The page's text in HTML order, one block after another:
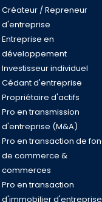
Créateur / Repreneur
d'entreprise
Entreprise en
développement
Investisseur individuel
Cédant d'entreprise
Propriétaire d'actifs
Pro en transmission
d'entreprise (M&A)
Pro en transaction de
de commerce &
commerces
Pro en transaction
d'immobilier d'entreprise